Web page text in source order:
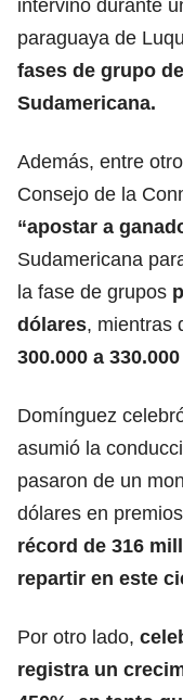
intervino durante
paraguaya de
fases de grupo
Sudamericana.
Además, entre
Consejo de la
“apostar a
Sudamericana
la fase de grupos
dólares, mientras
300.000 a
Domínguez
asumió la
pasaron de un
dólares en
récord de 316
repartir en este
Por otro lado,
registra un